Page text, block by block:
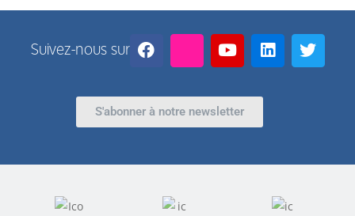
Suivez-nous sur
S'abonner à notre newsletter